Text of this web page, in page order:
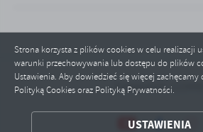
Strona korzysta z plików cookies w celu realizacji
warunki przechowywania lub dostępu do plików
Ustawienia. Aby dowiedzieć się więcej zachęcamy
Polityką Cookies oraz Polityką Prywatności.
USTAWIENIA
ZAPISZ WYBRANE
Odwiedzin: 113448